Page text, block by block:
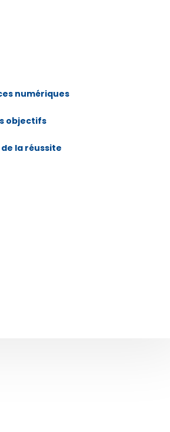
numériques
objectifs
la réussite